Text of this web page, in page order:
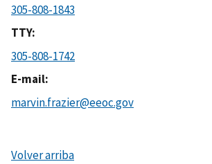
305-808-1843
TTY
305-808-1742
E-mail
marvin.frazier@eeoc.gov
Volver arriba